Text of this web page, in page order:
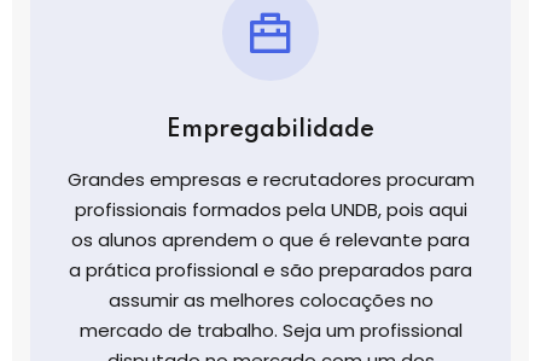
Empregabilidade
Grandes empresas e recrutadores procuram
profissionais formados pela UNDB, pois aqui
os alunos aprendem o que é relevante para
a prática profissional e são preparados para
assumir as melhores colocações no
mercado de trabalho. Seja um profissional